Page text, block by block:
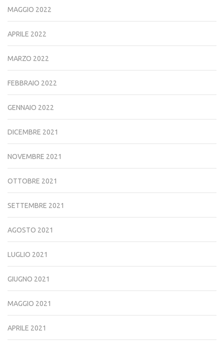
MAGGIO 2022
APRILE 2022
MARZO 2022
FEBBRAIO 2022
GENNAIO 2022
DICEMBRE 2021
NOVEMBRE 2021
OTTOBRE 2021
SETTEMBRE 2021
AGOSTO 2021
LUGLIO 2021
GIUGNO 2021
MAGGIO 2021
APRILE 2021